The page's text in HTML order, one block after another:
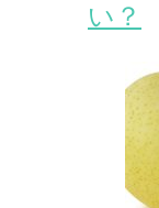
い？